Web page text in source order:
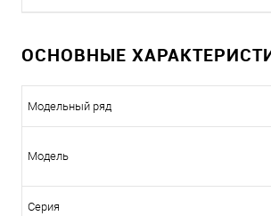
ОСНОВНЫЕ
Модельный ряд
Модель
Серия